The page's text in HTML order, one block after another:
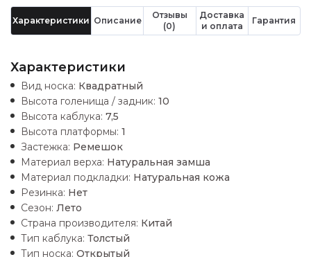
Характеристики Описание
Отзывы
(0)
Доставка
и оплата
Гарантия
Характеристики
Вид носка: Квадратный
Высота голенища / задник: 10
Высота каблука: 7,5
Высота платформы: 1
Застежка: Ремешок
Материал верха: Натуральная замша
Материал подкладки: Натуральная кожа
Резинка: Нет
Сезон: Лето
Страна производителя: Китай
Тип каблука: Толстый
Тип носка: Открытый